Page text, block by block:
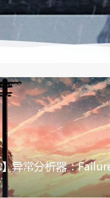
异常分析器：